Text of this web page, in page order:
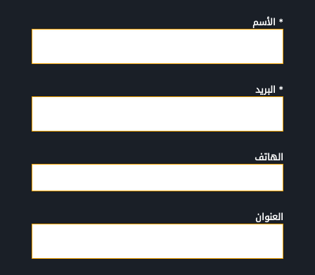
* الأسم
* البريد
الهاتف
العنوان